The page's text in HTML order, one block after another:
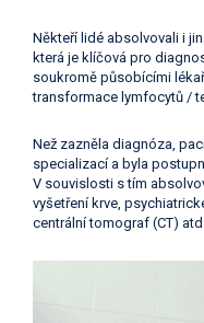
Někteří lidé absolvovali i
která je klíčová pro
soukromě působícími
transformace lymfocytů /
Než zazněla diagnóza,
specializací a byla
V souvislosti s tím
vyšetření krve,
centrální tomograf (CT) atd.